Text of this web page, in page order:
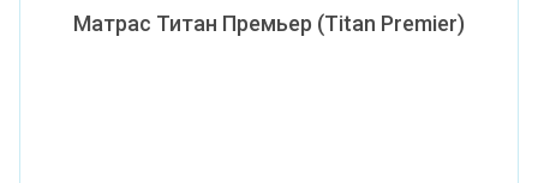
Матрас Титан Премьер (Titan Premier)